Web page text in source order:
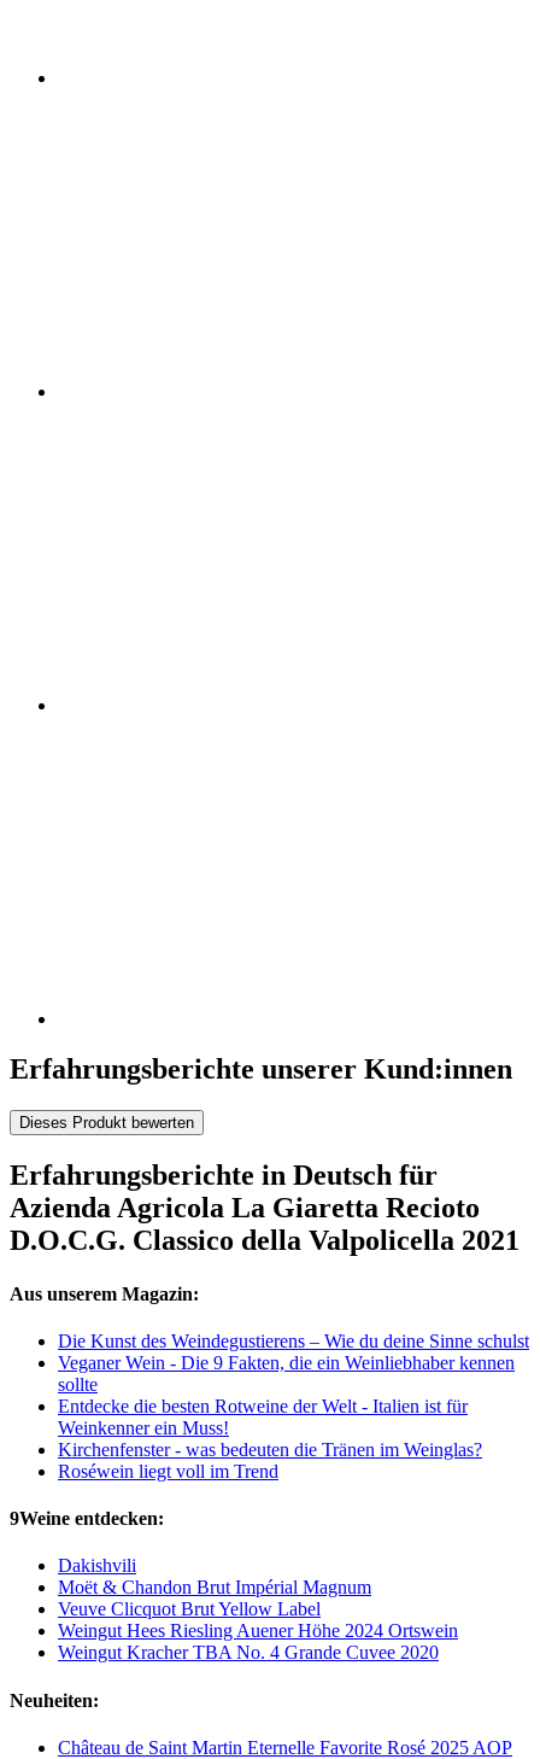
Erfahrungsberichte unserer Kund:innen
Dieses Produkt bewerten
Erfahrungsberichte in Deutsch für
Azienda Agricola La Giaretta Recioto
D.O.C.G. Classico della Valpolicella 2021
Aus unserem Magazin:
Die Kunst des Weindegustierens – Wie du deine Sinne schulst
Veganer Wein - Die 9 Fakten, die ein Weinliebhaber kennen
sollte
Entdecke die besten Rotweine der Welt - Italien ist für
Weinkenner ein Muss!
Kirchenfenster - was bedeuten die Tränen im Weinglas?
Roséwein liegt voll im Trend
9Weine entdecken:
Dakishvili
Moët & Chandon Brut Impérial Magnum
Veuve Clicquot Brut Yellow Label
Weingut Hees Riesling Auener Höhe 2024 Ortswein
Weingut Kracher TBA No. 4 Grande Cuvee 2020
Neuheiten:
Château de Saint Martin Eternelle Favorite Rosé 2025 AOP